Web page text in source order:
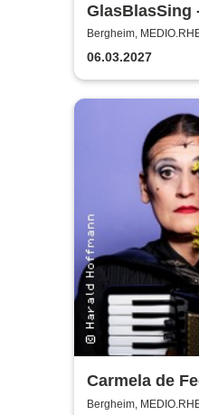
GlasBlasSing
Bergheim,
06.03.2027
Carmela de
erfolgreich!
Bergheim,